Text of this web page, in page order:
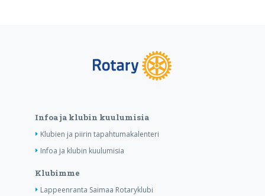
Infoa ja klubin kuulumisia
Klubien ja piirin tapahtumakalenteri
Infoa ja klubin kuulumisia
Klubimme
Lappeenranta Saimaa Rotaryklubi